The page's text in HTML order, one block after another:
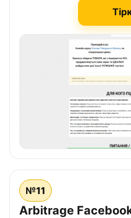
№11
Arbitrage